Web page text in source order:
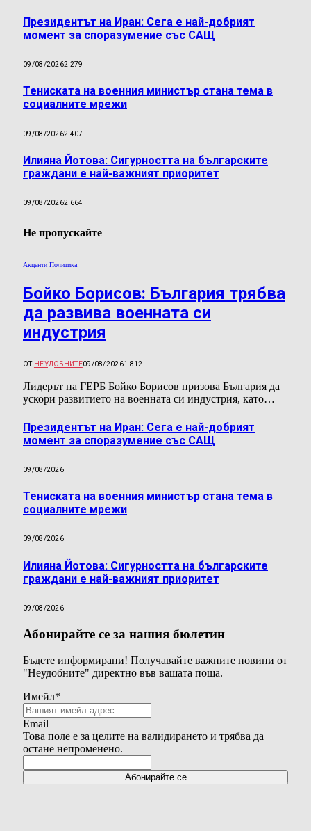
Президентът на Иран: Сега е най-добрият
момент за споразумение със САЩ
09/08/20262 279
Тениската на военния министър стана тема в
социалните мрежи
09/08/20262 407
Илияна Йотова: Сигурността на българските
граждани е най-важният приоритет
09/08/20262 664
Не пропускайте
Акценти Политика
Бойко Борисов: България трябва
да развива военната си
индустрия
ОТ НЕУДОБНИТЕ09/08/20261 812
Лидерът на ГЕРБ Бойко Борисов призова България да
ускори развитието на военната си индустрия, като…
Президентът на Иран: Сега е най-добрият
момент за споразумение със САЩ
09/08/2026
Тениската на военния министър стана тема в
социалните мрежи
09/08/2026
Илияна Йотова: Сигурността на българските
граждани е най-важният приоритет
09/08/2026
Абонирайте се за нашия бюлетин
Бъдете информирани! Получавайте важните новини от
"Неудобните" директно във вашата поща.
Имейл*
Email
Това поле е за целите на валидирането и трябва да
остане непроменено.